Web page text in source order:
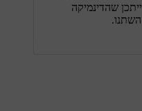
שהדינמיקה
השתנו.